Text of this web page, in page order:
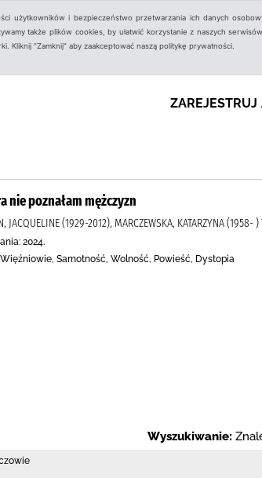
użytkowników i bezpieczeństwo przetwarzania ich danych
także plików cookies, by ułatwić korzystanie z naszych
Kliknij "Zamknij" aby zaakceptować naszą politykę prywatności.
nie poznałam mężczyzn
JACQUELINE (1929-2012), MARCZEWSKA, KATARZYNA (1958- )
2024.
Samotność, Wolność, Powieść, Dystopia
Wyszukiwanie: